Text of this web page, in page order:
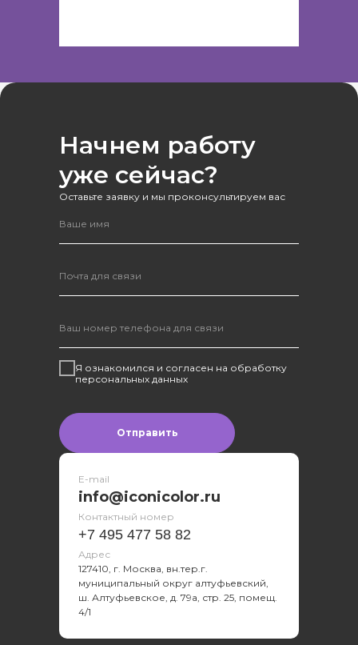
Начнем работу
уже сейчас?
Оставьте заявку и мы проконсультируем вас
Я ознакомился и согласен на обработку
персональных данных
Отправить
E-mail
info@iconicolor.ru
Контактный номер
+7 495 477 58 82
Адрес
127410, г. Москва, вн.тер.г.
муниципальный округ алтуфьевский,
ш. Алтуфьевское, д. 79а, стр. 25, помещ.
4/1
Оставить заявку